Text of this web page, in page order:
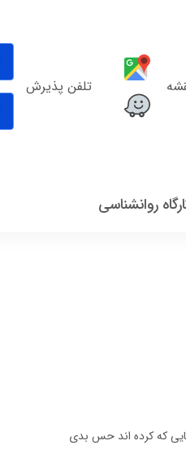
تلفن پذیرش
روانشناسی
که کرده اند حس بدی